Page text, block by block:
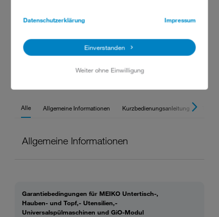
Datenschutzerklärung Impressum
Einverstanden
Weiter ohne Einwilligung
DOWNLOADS
Alle Allgemeine Informationen Kurzbedienungsanleitung
Allgemeine Informationen
Garantiebedingungen für MEIKO Untertisch-,
Hauben- und Topf,- Utensilien,-
Universalspülmaschinen und GiO-Modul